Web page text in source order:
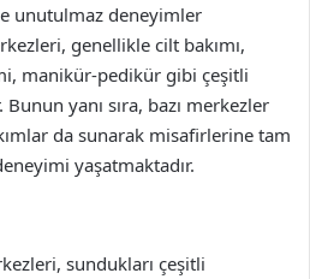
unutulmaz deneyimler
genellikle cilt bakımı,
manikür-pedikür gibi çeşitli
yanı sıra, bazı merkezler
da sunarak misafirlerine tam
yaşatmaktadır.
sundukları çeşitli